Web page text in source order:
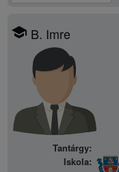
school B. Imre
Tantárgy:
Iskola: